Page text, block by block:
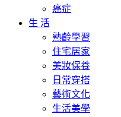
癌症
生 活
熟齡學習
住宅居家
美妝保養
日常穿搭
藝術文化
生活美學